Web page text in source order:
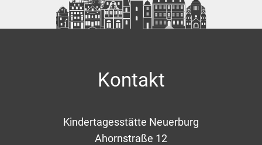
Kontakt
Kindertagesstätte Neuerburg
Ahornstraße 12